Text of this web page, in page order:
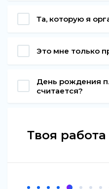
Та, которую я
Это мне только
День рождения
считается?
Твоя